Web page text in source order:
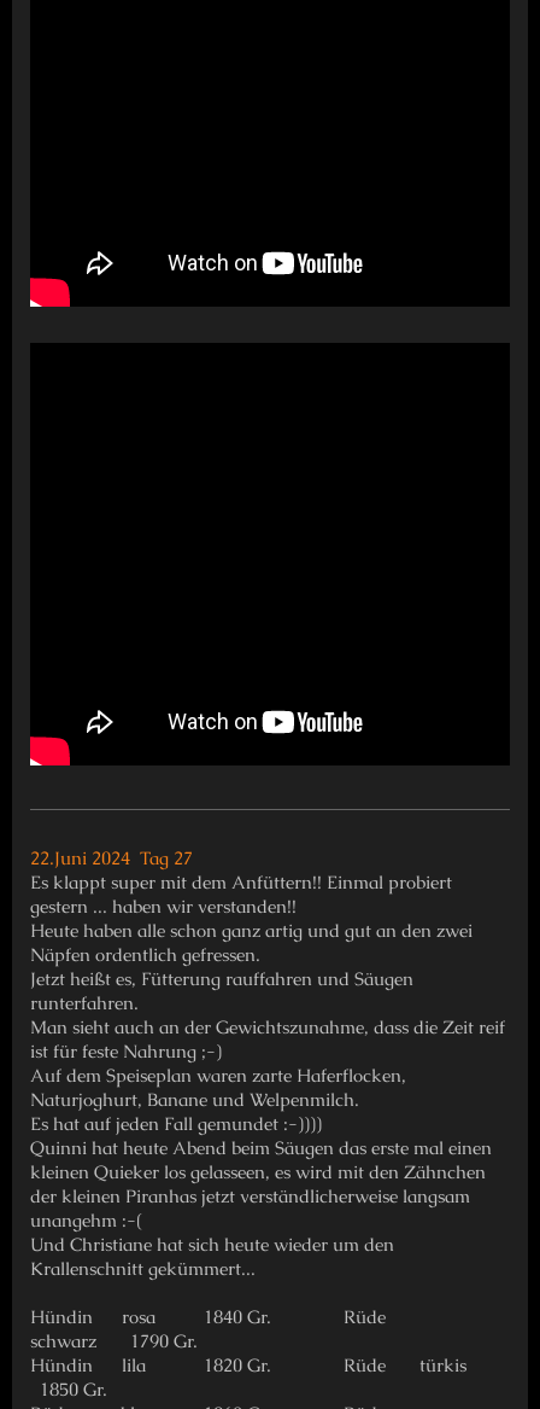
22.Juni 2024 Tag 27
Es klappt super mit dem Anfüttern!! Einmal probiert
gestern ... haben wir verstanden!!
Heute haben alle schon ganz artig und gut an den zwei
Näpfen ordentlich gefressen.
Jetzt heißt es, Fütterung rauffahren und Säugen
runterfahren.
Man sieht auch an der Gewichtszunahme, dass die Zeit reif
ist für feste Nahrung ;-)
Auf dem Speiseplan waren zarte Haferflocken,
Naturjoghurt, Banane und Welpenmilch.
Es hat auf jeden Fall gemundet :-))))
Quinni hat heute Abend beim Säugen das erste mal einen
kleinen Quieker los gelasseen, es wird mit den Zähnchen
der kleinen Piranhas jetzt verständlicherweise langsam
unangehm :-(
Und Christiane hat sich heute wieder um den
Krallenschnitt gekümmert...
Hündin rosa 1840 Gr. Rüde
schwarz 1790 Gr.
Hündin lila 1820 Gr. Rüde türkis
1850 Gr.